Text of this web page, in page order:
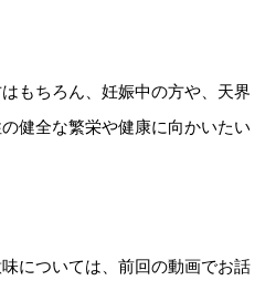
もちろん、妊娠中の方や、天界
健全な繁栄や健康に向かいたい
については、前回の動画でお話